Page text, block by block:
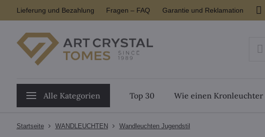
Lieferung und Bezahlung Fragen – FAQ Garantie und Reklamation
Alle Kategorien Top 30 Wie einen Kronleuchter
Startseite WANDLEUCHTEN Wandleuchten Jugendstil